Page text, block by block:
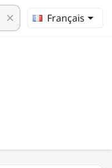
clear Français